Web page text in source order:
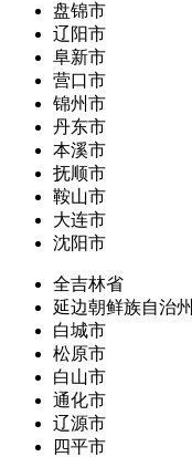
盘锦市
辽阳市
阜新市
营口市
锦州市
丹东市
本溪市
抚顺市
鞍山市
大连市
沈阳市
全吉林省
延边朝鲜族自治州
白城市
松原市
白山市
通化市
辽源市
四平市